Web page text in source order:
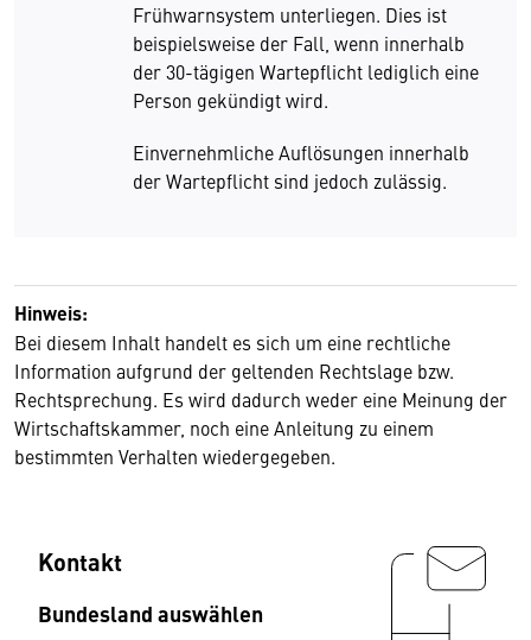
Frühwarnsystem unterliegen. Dies ist
beispielsweise der Fall, wenn innerhalb
der 30-tägigen Wartepflicht lediglich eine
Person gekündigt wird.
Einvernehmliche Auflösungen innerhalb
der Wartepflicht sind jedoch zulässig.
Hinweis:
Bei diesem Inhalt handelt es sich um eine rechtliche
Information aufgrund der geltenden Rechtslage bzw.
Rechtsprechung. Es wird dadurch weder eine Meinung der
Wirtschaftskammer, noch eine Anleitung zu einem
bestimmten Verhalten wiedergegeben.
Kontakt
Bundesland auswählen